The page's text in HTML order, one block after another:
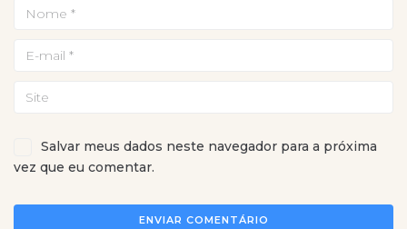
Salvar meus dados neste navegador para a próxima
vez que eu comentar.